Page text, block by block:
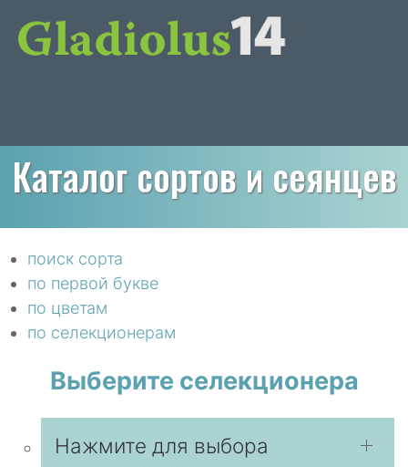
Каталог сортов и сеянцев
поиск сорта
по первой букве
по цветам
по селекционерам
Выберите селекционера
Нажмите для выбора